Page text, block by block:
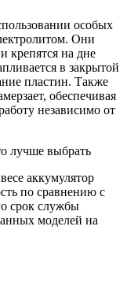
особых
Они
крепятся на дне
в закрытой
пластин. Также
обеспечивая
независимо от
аккумулятор
по сравнению с
срок службы
моделей на